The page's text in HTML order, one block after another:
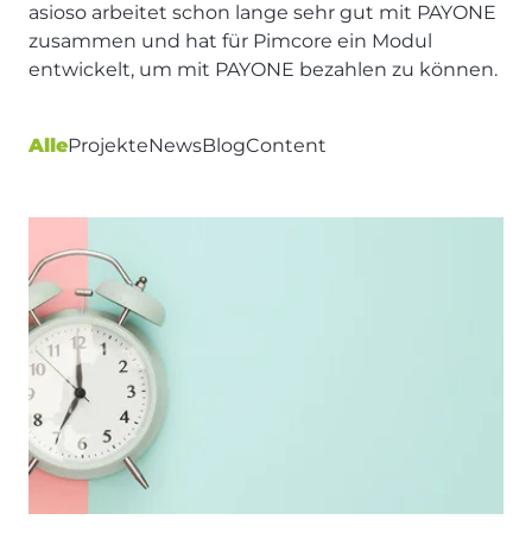
asioso arbeitet schon lange sehr gut mit PAYONE
zusammen und hat für Pimcore ein Modul
entwickelt, um mit PAYONE bezahlen zu können.
AlleProjekteNewsBlogContent